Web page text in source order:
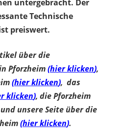
untergebracht. Der
Technische
preiswert.
über die
Pforzheim(hier klicken),
(hier klicken), das
klicken), die Pforzheim
und unsere Seite über die
(hier klicken).